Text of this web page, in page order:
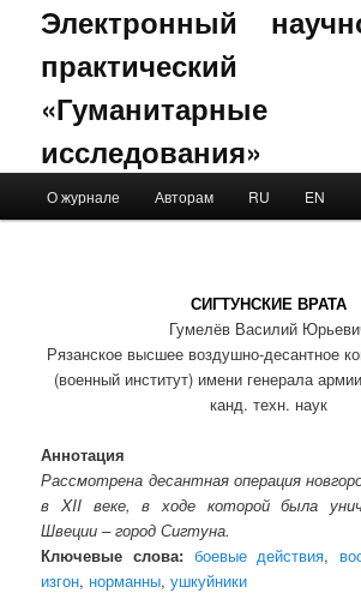
Электронный
практический
«Гуманитарные
исследования»
Skip to primary content
Skip to secondary content
О журнале Авторам RU EN
СИГТУНСКИЕ ВРАТА
Гумелёв Василий
Рязанское высшее воздушно-десантное
(военный институт) имени генерала
канд. техн. наук
Аннотация
Рассмотрена десантная операция
в XII веке, в ходе которой была
Швеции – город Сигтуна.
Ключевые слова: боевые действия,
изгон, норманны,ушкуйники